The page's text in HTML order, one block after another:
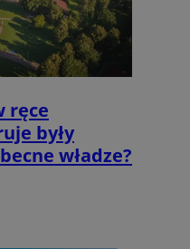
ręce
były
władze?